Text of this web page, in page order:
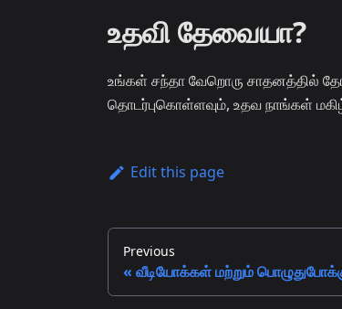
உதவி தேவையா?
உங்கள் சந்தா வேறொரு சாதனத்தில்
தொடர்புகொள்ளவும், உதவ நாங்கள்
Edit this page
Previous
வீடியோக்கள் மற்றும்